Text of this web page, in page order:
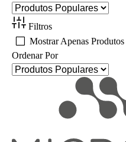
Filtros
Mostrar Apenas
Ordenar Por